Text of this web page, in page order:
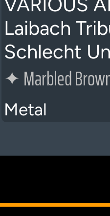
Laibach
Schlecht
✦Marbled
Metal